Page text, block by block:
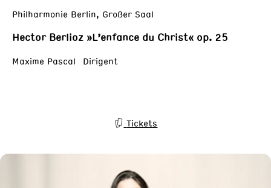
Philharmonie Berlin, Großer Saal
Hector Berlioz »L’enfance du Christ« op. 25
Maxime Pascal Dirigent
Tickets